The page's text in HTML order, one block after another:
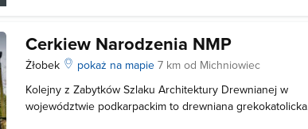
Cerkiew Narodzenia NMP
Żłobek pokaż na mapie7 km od Michniowiec
Kolejny z Zabytków Szlaku Architektury Drewnianej w
województwie podkarpackim to drewniana grekokatolicka